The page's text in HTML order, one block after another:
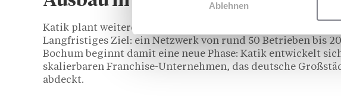
Ablehnen
Katik plant weitere Eröffnungen unter anderem in Essen,
Langfristiges Ziel: ein Netzwerk von rund 50 Betrieben bis
Bochum beginnt damit eine neue Phase: Katik entwickelt
skalierbaren Franchise-Unternehmen, das deutsche
abdeckt.